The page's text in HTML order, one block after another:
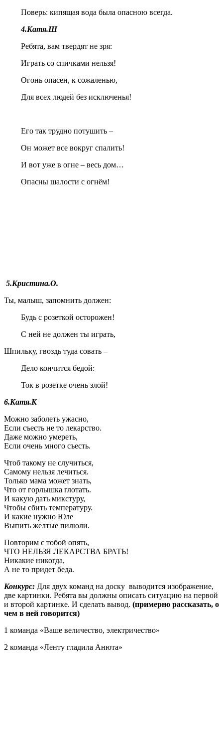
Поверь: кипящая вода была опасною всегда.
4.Катя.Ш
Ребята, вам твердят не зря:
Играть со спичками нельзя!
Огонь опасен, к сожаленью,
Для всех людей без исключенья!
Его так трудно потушить –
Он может все вокруг спалить!
И вот уже в огне – весь дом…
Опасны шалости с огнём!
5.Кристина.О.
Ты, малыш, запомнить должен:
Будь с розеткой осторожен!
С ней не должен ты играть,
Шпильку, гвоздь туда совать –
Дело кончится бедой:
Ток в розетке очень злой!
6.Катя.К
Можно заболеть ужасно,
Если съесть не то лекарство.
Даже можно умереть,
Если очень много съесть.
Чтоб такому не случиться,
Самому нельзя лечиться.
Только мама может знать,
Что от горлышка глотать.
И какую дать микстуру,
Чтобы сбить температуру.
И какие нужно Юле
Выпить желтые пилюли.
Повторим с тобой опять,
ЧТО НЕЛЬЗЯ ЛЕКАРСТВА БРАТЬ!
Никакие никогда,
А не то придет беда.
Конкурс: Для двух команд на доску выводится изображение,
две картинки. Ребята вы должны описать ситуацию на первой
и второй картинке. И сделать вывод. (примерно рассказать, о
чем в ней говорится)
1 команда «Ваше величество, электричество»
2 команда «Ленту гладила Анюта»